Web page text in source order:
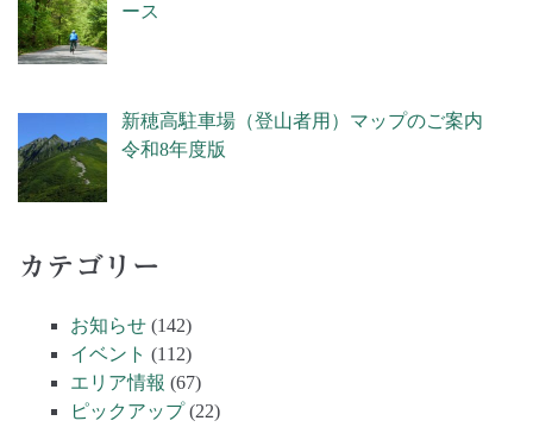
ース
新穂高駐車場（登山者用）マップのご案内
令和8年度版
カテゴリー
お知らせ (142)
イベント (112)
エリア情報 (67)
ピックアップ(22)